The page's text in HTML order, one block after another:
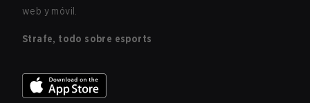
web y móvil.
Strafe, todo sobre esports